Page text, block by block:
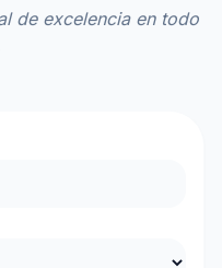
de excelencia en todo